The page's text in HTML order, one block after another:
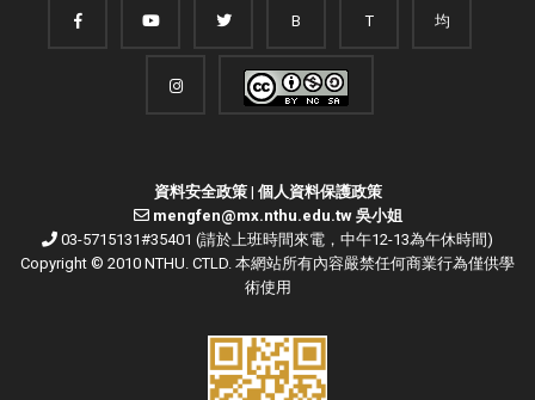
B T 均
資料安全政策| 個人資料保護政策
mengfen@mx.nthu.edu.tw 吳小姐
03-5715131#35401 (請於上班時間來電，中午12-13為午休時間)
Copyright © 2010 NTHU. CTLD. 本網站所有內容嚴禁任何商業行為僅供學
術使用